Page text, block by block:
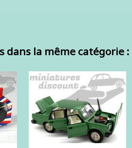
dans la même catégorie :